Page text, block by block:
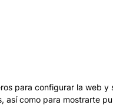
para configurar la web y
así como para mostrarte